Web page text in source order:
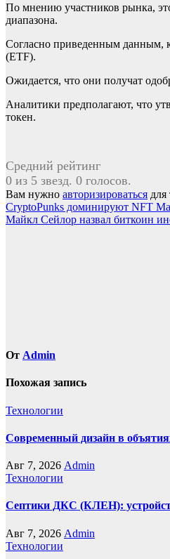
По мнению участников рынка,
диапазона.
Согласно приведенным данным,
(ETF).
Ожидается, что они получат
Аналитики предполагают, что
токен.
Средний рейтинг
0 из 5 звезд. 0 голосов.
Вам нужно авторизироваться для
Навигация
по
CryptoPunks доминируют NFT
Майкл Сейлор назвал биткоин
От Admin
Похожая запись
Технологии
Современный дизайн в
Авг 7, 2026 Admin
Технологии
Септики ДКС (КЛЕН):
Авг 7, 2026 Admin
Технологии